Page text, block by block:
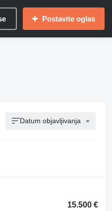
Postavite oglas
Datum objavljivanja
15.500 €